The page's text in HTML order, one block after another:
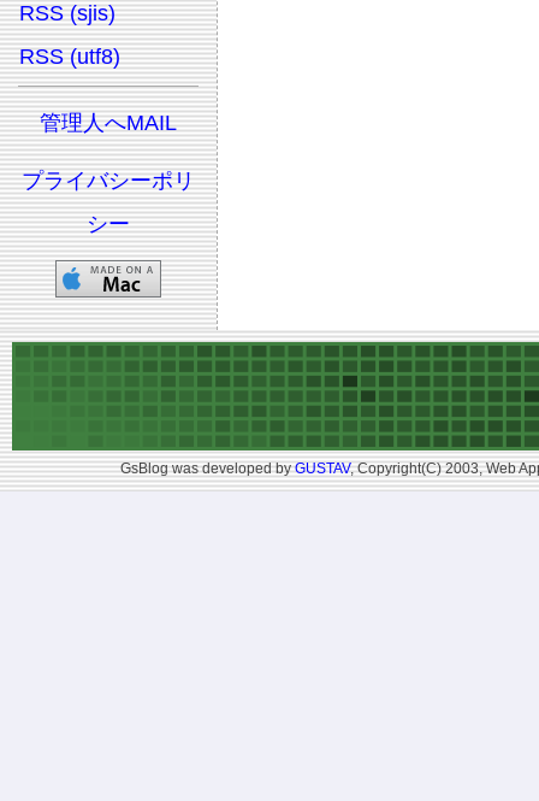
RSS (sjis)
RSS (utf8)
管理人へMAIL
プライバシーポリ
シー
GsBlog was developed byGUSTAV, Copyright(C) 2003, Web